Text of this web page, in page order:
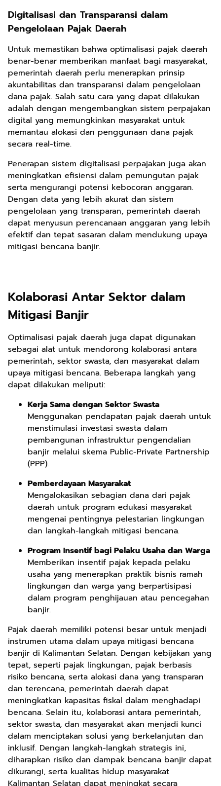
Digitalisasi dan Transparansi dalam
Pengelolaan Pajak Daerah
Untuk memastikan bahwa optimalisasi pajak daerah
benar-benar memberikan manfaat bagi masyarakat,
pemerintah daerah perlu menerapkan prinsip
akuntabilitas dan transparansi dalam pengelolaan
dana pajak. Salah satu cara yang dapat dilakukan
adalah dengan mengembangkan sistem perpajakan
digital yang memungkinkan masyarakat untuk
memantau alokasi dan penggunaan dana pajak
secara real-time.
Penerapan sistem digitalisasi perpajakan juga akan
meningkatkan efisiensi dalam pemungutan pajak
serta mengurangi potensi kebocoran anggaran.
Dengan data yang lebih akurat dan sistem
pengelolaan yang transparan, pemerintah daerah
dapat menyusun perencanaan anggaran yang lebih
efektif dan tepat sasaran dalam mendukung upaya
mitigasi bencana banjir.
Kolaborasi Antar Sektor dalam
Mitigasi Banjir
Optimalisasi pajak daerah juga dapat digunakan
sebagai alat untuk mendorong kolaborasi antara
pemerintah, sektor swasta, dan masyarakat dalam
upaya mitigasi bencana. Beberapa langkah yang
dapat dilakukan meliputi:
Kerja Sama dengan Sektor Swasta
Menggunakan pendapatan pajak daerah untuk
menstimulasi investasi swasta dalam
pembangunan infrastruktur pengendalian
banjir melalui skema Public-Private Partnership
(PPP).
Pemberdayaan Masyarakat
Mengalokasikan sebagian dana dari pajak
daerah untuk program edukasi masyarakat
mengenai pentingnya pelestarian lingkungan
dan langkah-langkah mitigasi bencana.
Program Insentif bagi Pelaku Usaha dan Warga
Memberikan insentif pajak kepada pelaku
usaha yang menerapkan praktik bisnis ramah
lingkungan dan warga yang berpartisipasi
dalam program penghijauan atau pencegahan
banjir.
Pajak daerah memiliki potensi besar untuk menjadi
instrumen utama dalam upaya mitigasi bencana
banjir di Kalimantan Selatan. Dengan kebijakan yang
tepat, seperti pajak lingkungan, pajak berbasis
risiko bencana, serta alokasi dana yang transparan
dan terencana, pemerintah daerah dapat
meningkatkan kapasitas fiskal dalam menghadapi
bencana. Selain itu, kolaborasi antara pemerintah,
sektor swasta, dan masyarakat akan menjadi kunci
dalam menciptakan solusi yang berkelanjutan dan
inklusif. Dengan langkah-langkah strategis ini,
diharapkan risiko dan dampak bencana banjir dapat
dikurangi, serta kualitas hidup masyarakat
Kalimantan Selatan dapat meningkat secara